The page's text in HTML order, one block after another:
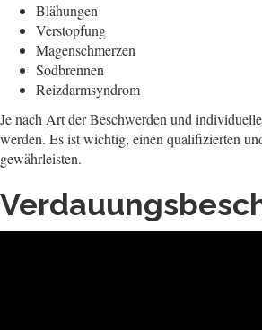
Blähungen
Verstopfung
Magenschmerzen
Sodbrennen
Reizdarmsyndrom
Je nach Art der Beschwerden und
werden. Es ist wichtig, einen qualifizierten
gewährleisten.